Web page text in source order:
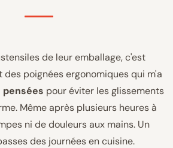
de leur emballage, c'est
poignées ergonomiques qui m'a
pensées pour éviter les glissements
Même après plusieurs heures à
ni de douleurs aux mains. Un
des journées en cuisine.